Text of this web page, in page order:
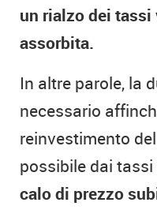
un rialzo dei
assorbita.
In altre parole, la
necessario
reinvestimento
possibile dai
calo di prezzo